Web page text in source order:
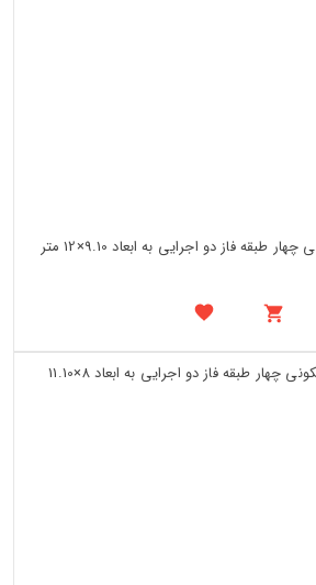
دانلود پلان (نقشه) مسکونی چهار طبقه فاز دو اجرایی به ابعاد 9.10×12 متر